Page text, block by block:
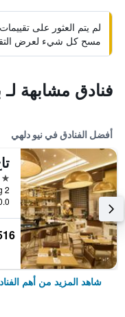
لم يتم العثور على
مسح كل شيء لعرض
فنادق مشابهة
أفضل الفنادق في نيو دلهي
5 نجوم
0.0 كيلومتر عن
516
شاهد المزيد من أهم